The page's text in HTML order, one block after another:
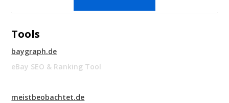
Tools
baygraph.de
eBay SEO & Ranking Tool
meistbeobachtet.de